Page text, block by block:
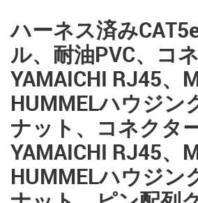
ハーネス済み
ル、耐油PVC、コ
YAMAICHI RJ45、
HUMMELハウジン
ナット、コネクタ
YAMAICHI RJ45、
HUMMELハウジン